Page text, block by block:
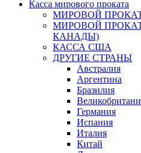
Касса мирового проката
МИРОВОЙ
МИРОВОЙ
КАНАДЫ)
КАССА США
ДРУГИЕ СТРАНЫ
Австралия
Аргентина
Бразилия
Германия
Испания
Италия
Китай